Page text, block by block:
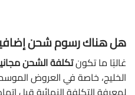
هل هناك رسوم شحن
غالبًا ما تكونتكلفة الشحن
الخليج، خاصة في العروض